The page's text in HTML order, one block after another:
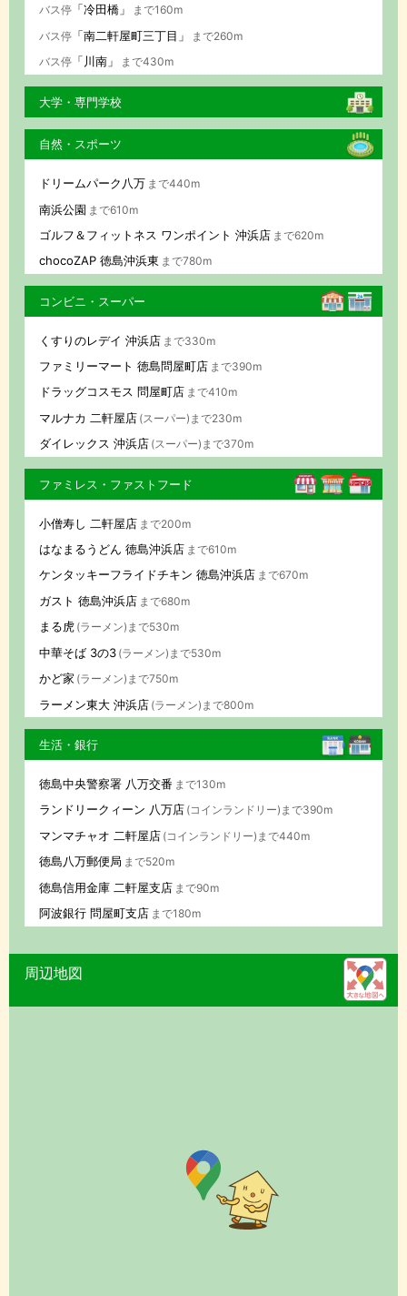
バス停「冷田橋」
まで160m
バス停「南二軒屋町三丁目」
まで260m
バス停「川南」 まで430m
大学・専門学校
自然・スポーツ
ドリームパーク八万 まで440m
南浜公園 まで610m
ゴルフ＆フィットネス ワンポイント 沖浜店 まで620m
chocoZAP 徳島沖浜東 まで780m
コンビニ・スーパー
くすりのレデイ 沖浜店 まで330m
ファミリーマート 徳島問屋町店 まで390m
ドラッグコスモス 問屋町店 まで410m
マルナカ 二軒屋店 (スーパー)まで230m
ダイレックス 沖浜店 (スーパー)まで370m
ファミレス・ファストフード
小僧寿し 二軒屋店 まで200m
はなまるうどん 徳島沖浜店 まで610m
ケンタッキーフライドチキン 徳島沖浜店 まで670m
ガスト 徳島沖浜店 まで680m
まる虎 (ラーメン)まで530m
中華そば 3の3 (ラーメン)まで530m
かど家 (ラーメン)まで750m
ラーメン東大 沖浜店 (ラーメン)まで800m
生活・銀行
徳島中央警察署 八万交番 まで130m
ランドリークィーン 八万店 (コインランドリー)まで390m
マンマチャオ 二軒屋店 (コインランドリー)まで440m
徳島八万郵便局 まで520m
徳島信用金庫 二軒屋支店 まで90m
阿波銀行 問屋町支店 まで180m
周辺地図